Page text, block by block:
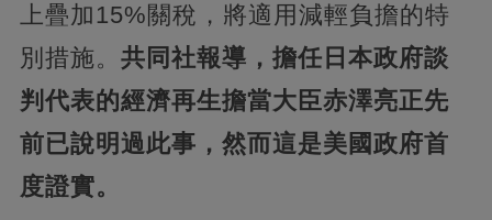
上疊加15%關稅，將適用減輕負擔的特
別措施。 共同社報導，擔任日本政府談
判代表的經濟再生擔當大臣赤澤亮正先
前已說明過此事，然而這是美國政府首
度證實。